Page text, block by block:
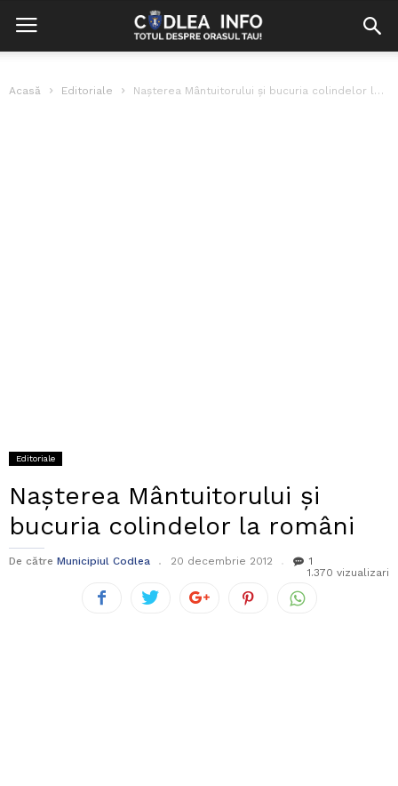
Acasă Editoriale Naşterea Mântuitorului şi bucuria colindelor la români
Editoriale
Naşterea Mântuitorului şi
bucuria colindelor la români
De către Municipiul Codlea 20 decembrie 2012
1
1.370 vizualizari